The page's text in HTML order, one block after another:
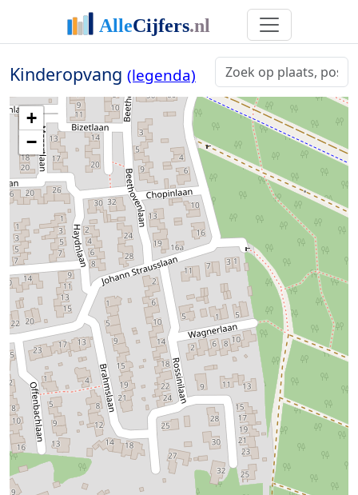
Kinderopvang (legenda)
+
−